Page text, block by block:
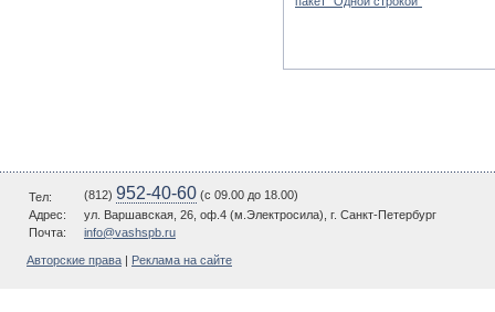
Тел: (812) 952-40-60 (c 09.00 до 18.00)
Адрес:
ул. Варшавская, 26, оф.4 (м.Электросила), г. Санкт-Петербург
Почта:
info@vashspb.ru
Авторские права Реклама на сайте